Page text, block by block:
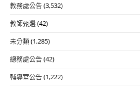
教務處公告(3,532)
教師甄選(42)
未分類(1,285)
總務處公告(42)
輔導室公告(1,222)